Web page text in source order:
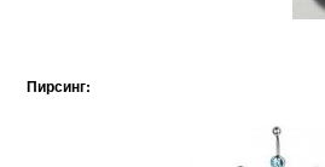
Пирсинг: